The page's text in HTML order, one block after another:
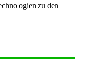
zu den